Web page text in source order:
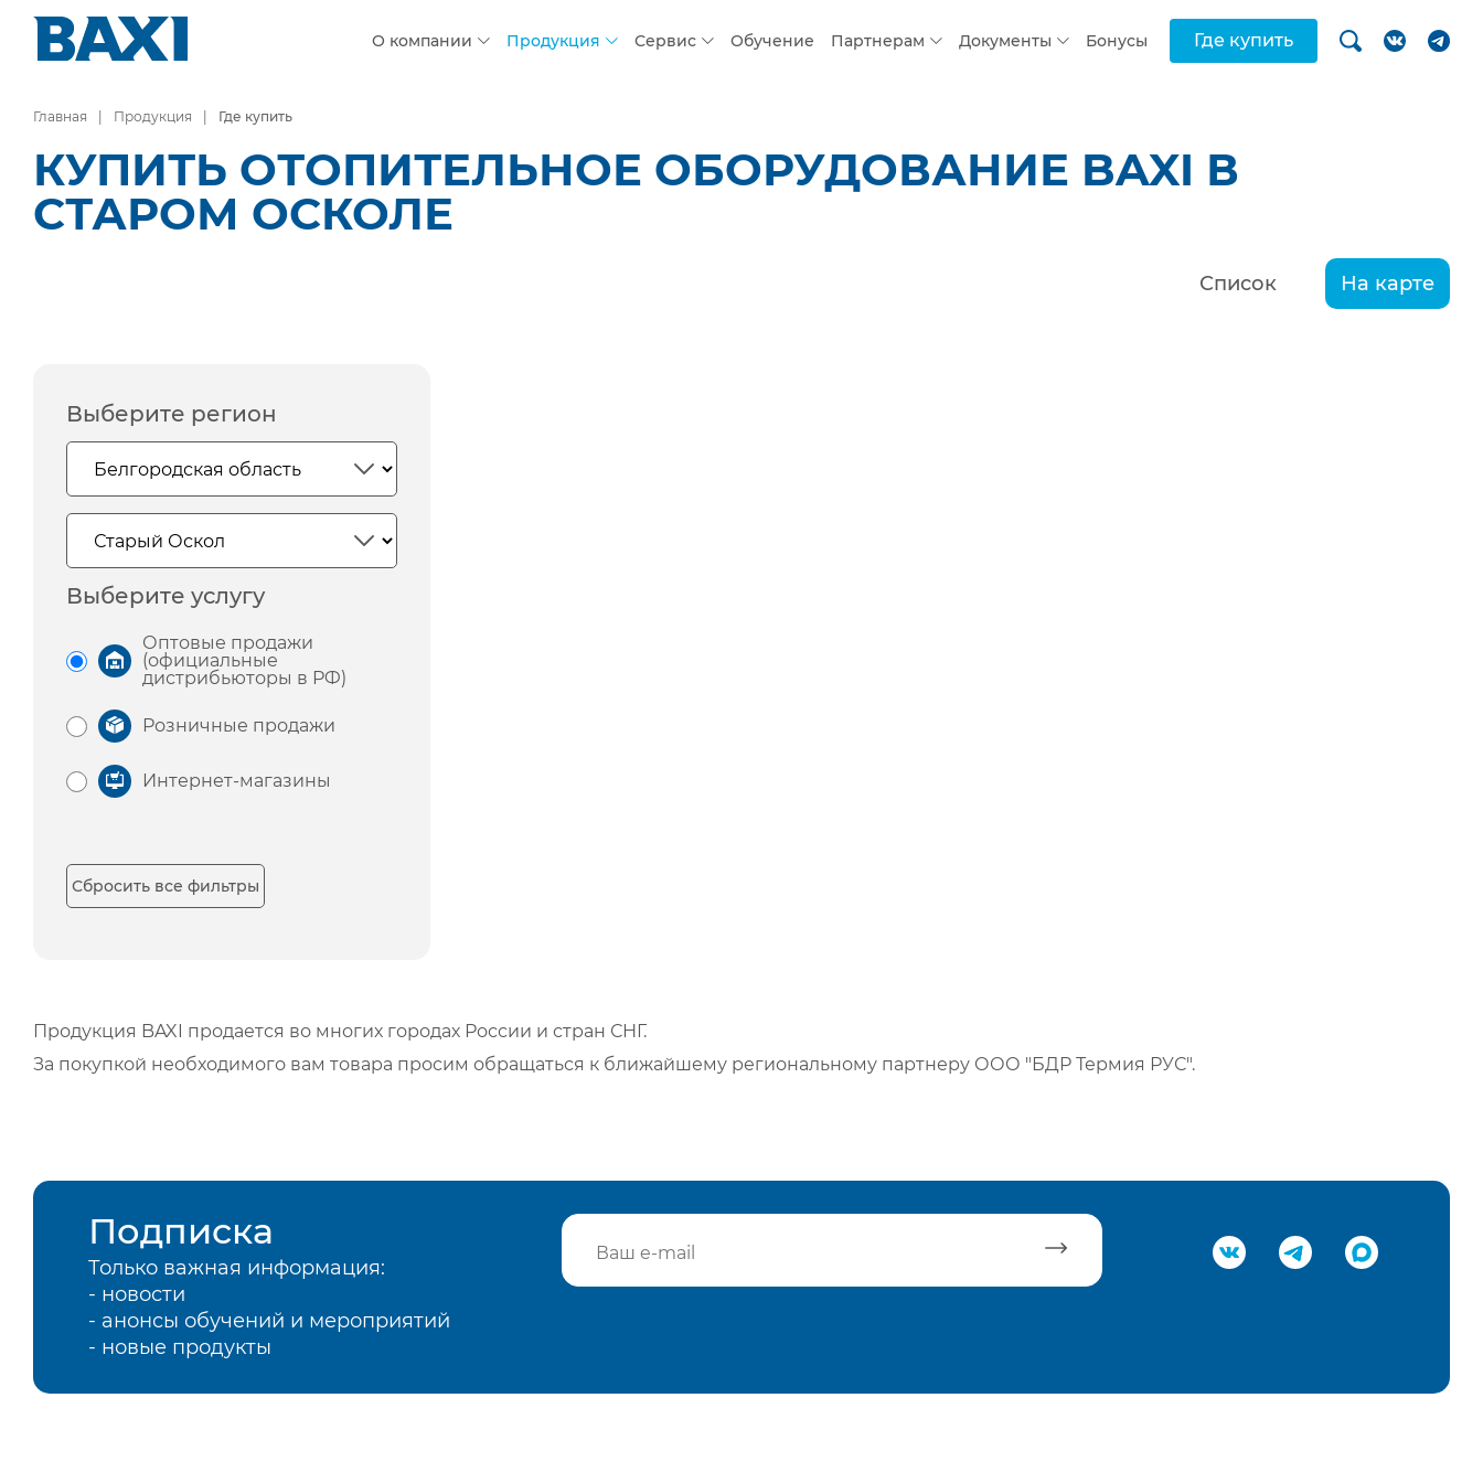
О компании Продукция Сервис Обучение Партнерам Документы Бонусы Где купить
Главная Продукция Где купить
КУПИТЬ ОТОПИТЕЛЬНОЕ ОБОРУДОВАНИЕ BAXI В
СТАРОМ ОСКОЛЕ
Список На карте
Выберите регион
Выберите услугу
Оптовые продажи
(официальные
дистрибьюторы в РФ)
Розничные продажи
Интернет-магазины
Сбросить все фильтры
Продукция BAXI продается во многих городах России и стран СНГ.
За покупкой необходимого вам товара просим обращаться к ближайшему региональному партнеру ООО "БДР Термия РУС".
Подписка
Только важная информация:
- новости
- анонсы обучений и мероприятий
- новые продукты